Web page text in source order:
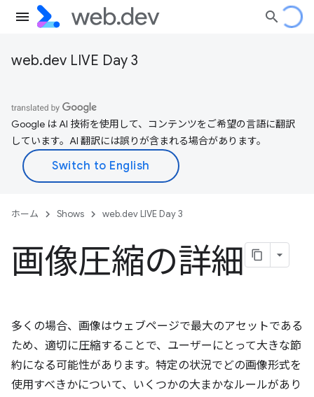
web.dev LIVE Day 3
Google は AI 技術を使用して、コンテンツをご希望の言語に翻訳
しています。AI 翻訳には誤りが含まれる場合があります。
ホーム Shows web.dev LIVE Day 3
画像圧縮の詳細
多くの場合、画像はウェブページで最大のアセットである
ため、適切に圧縮することで、ユーザーにとって大きな節
約になる可能性があります。特定の状況でどの画像形式を
使用すべきかについて、いくつかの大まかなルールがあり